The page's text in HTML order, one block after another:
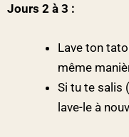
Jours 2 à 3 :
Lave ton
même
Si tu te salis
lave-le à